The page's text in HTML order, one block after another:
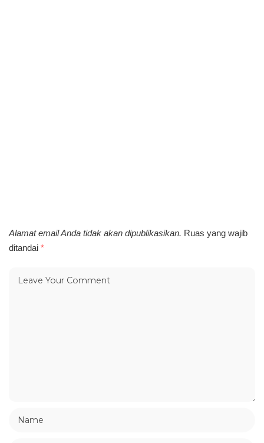
Alamat email Anda tidak akan dipublikasikan. Ruas yang wajib
ditandai *